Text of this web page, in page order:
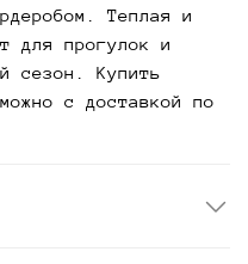
Теплая и
для прогулок и
сезон. Купить
с доставкой по